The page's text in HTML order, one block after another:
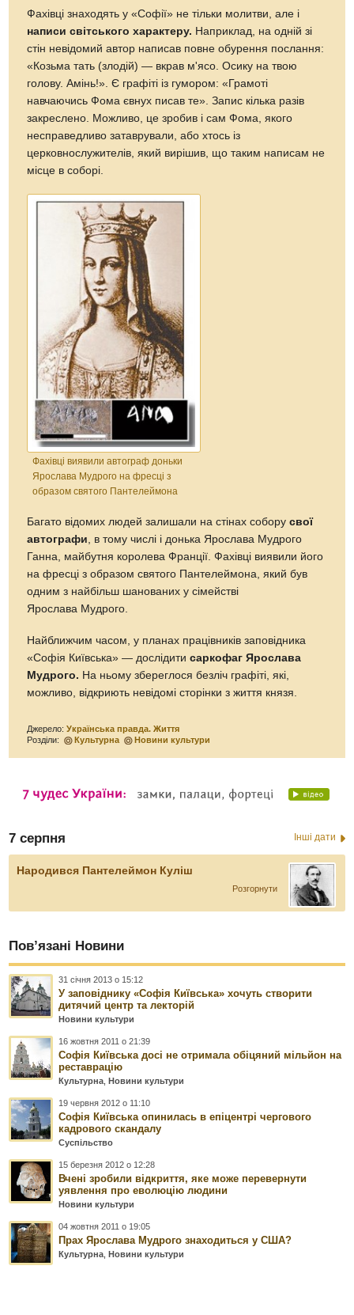
Фахівці знаходять у «Софії» не тільки молитви, але і
написи світського характеру. Наприклад, на одній зі
стін невідомий автор написав повне обурення послання:
«Козьма тать (злодій) — вкрав м'ясо. Осику на твою
голову. Амінь!». Є графіті із гумором: «Грамоті
навчаючись Фома євнух писав те». Запис кілька разів
закреслено. Можливо, це зробив і сам Фома, якого
несправедливо затаврували, або хтось із
церковнослужителів, який вирішив, що таким написам не
місце в соборі.
Фахівці виявили автограф доньки
Ярослава Мудрого на фресці з
образом святого Пантелеймона
Багато відомих людей залишали на стінах соборусвої
автографи, в тому числі і донька Ярослава Мудрого
Ганна, майбутня королева Франції. Фахівці виявили його
на фресці з образом святого Пантелеймона, який був
одним з найбільш шанованих у сімействі
Ярослава Мудрого.
Найближчим часом, у планах працівників заповідника
«Софія Київська» — дослідитисаркофаг Ярослава
Мудрого. На ньому збереглося безліч графіті, які,
можливо, відкриють невідомі сторінки з життя князя.
Джерело:Українська правда. Життя
Розділи:
Культурна Новини культури
7 серпня Інші дати
Народився Пантелеймон Куліш
Розгорнути
Пов’язані Новини
31 січня 2013 о 15:12
У заповіднику «Софія Київська» хочуть створити
дитячий центр та лекторій
Новини культури
16 жовтня 2011 о 21:39
Софія Київська досі не отримала обіцяний мільйон на
реставрацію
Культурна ,Новини культури
19 червня 2012 о 11:10
Софія Київська опинилась в епіцентрі чергового
кадрового скандалу
Суспільство
15 березня 2012 о 12:28
Вчені зробили відкриття, яке може перевернути
уявлення про еволюцію людини
Новини культури
04 жовтня 2011 о 19:05
Прах Ярослава Мудрого знаходиться у США?
Культурна ,Новини культури